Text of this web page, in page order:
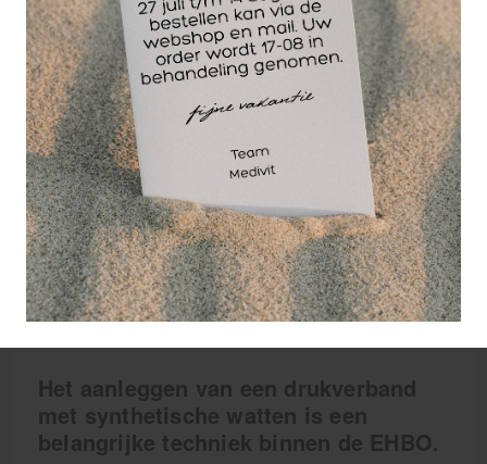
Deze breedte zorgt voor een optimale dekking
van grote wonden
Biedt extra bescherming bij het aanleggen van
een drukverband
Gemaakt van materiaal dat niet irriteert en
gemakkelijk te hanteren is
Het absorberend vermogen helpt bij het stallen
van vocht en bloed, en helpt zo infecties te
voorkomen en een snelle genezing te
bevorderen.
100% polyester, per stuk verpakt in een wikkel
Compacte verpakking voor de verbandtrommel
Het aanleggen van een drukverband
met synthetische watten is een
belangrijke techniek binnen de EHBO.